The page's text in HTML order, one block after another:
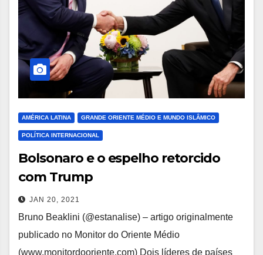
AMÉRICA LATINA GRANDE ORIENTE MÉDIO E MUNDO ISLÂMICO
POLÍTICA INTERNACIONAL
Bolsonaro e o espelho retorcido
com Trump
JAN 20, 2021
Bruno Beaklini (@estanalise) – artigo originalmente
publicado no Monitor do Oriente Médio
(www.monitordooriente.com) Dois líderes de países